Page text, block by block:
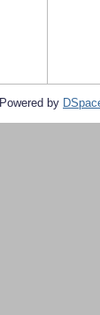
Powered by